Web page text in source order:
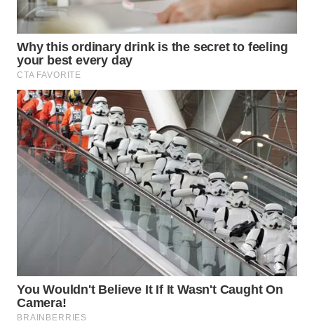
WAHANA
TV
WAHANANEWS
ID
WAHANANEWS
CO ID
WAHANANEWS
NET
WAHANA
UMKM
WAHANA